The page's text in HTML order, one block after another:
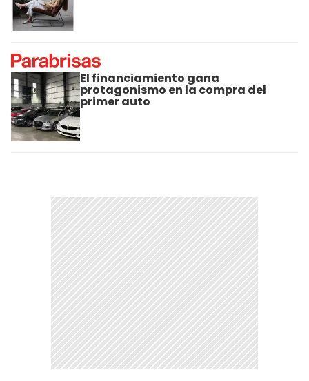
El financiamiento gana
protagonismo en la compra del
primer auto